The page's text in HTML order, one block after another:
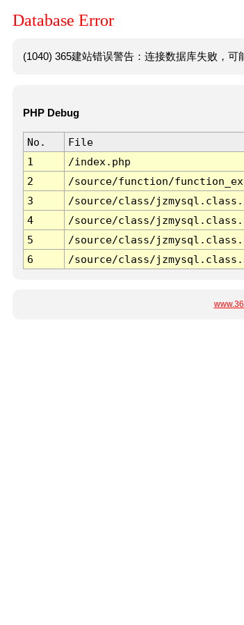
Database Error
(1040) 365建站错误警告：连接数据库失败，可
PHP Debug
No. File
1
/index.php
2
/source/function/
3
/source/class/
4
/source/class/
5
/source/class/
6
/source/class/